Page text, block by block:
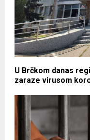
U Brčkom danas
zaraze virusom